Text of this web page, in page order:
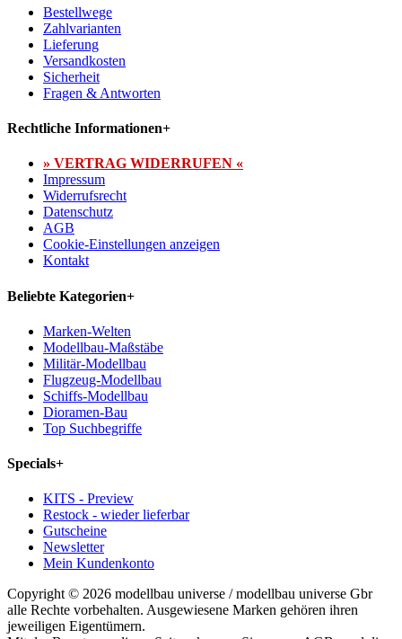
Bestellwege
Zahlvarianten
Lieferung
Versandkosten
Sicherheit
Fragen & Antworten
Rechtliche Informationen+
» VERTRAG WIDERRUFEN «
Impressum
Widerrufsrecht
Datenschutz
AGB
Cookie-Einstellungen anzeigen
Kontakt
Beliebte Kategorien+
Marken-Welten
Modellbau-Maßstäbe
Militär-Modellbau
Flugzeug-Modellbau
Schiffs-Modellbau
Dioramen-Bau
Top Suchbegriffe
Specials+
KITS - Preview
Restock - wieder lieferbar
Gutscheine
Newsletter
Mein Kundenkonto
Copyright © 2026 modellbau universe / modellbau universe Gbr
alle Rechte vorbehalten. Ausgewiesene Marken gehören ihren
jeweiligen Eigentümern.